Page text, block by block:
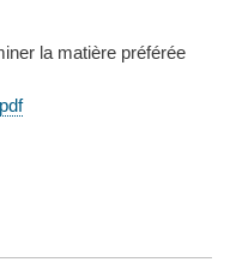
la matière préférée